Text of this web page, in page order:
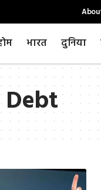
भारत दुनिया
Debt